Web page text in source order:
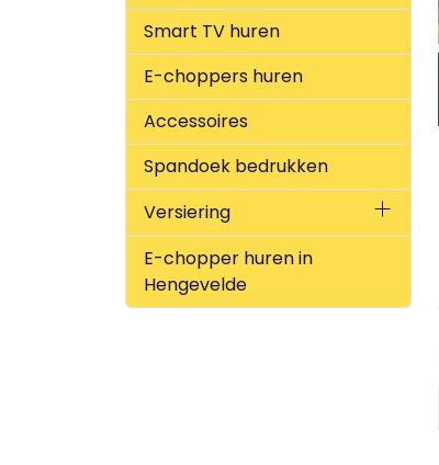
Smart TV huren
E-choppers huren
Accessoires
Spandoek bedrukken
Versiering
E-chopper huren in
Hengevelde